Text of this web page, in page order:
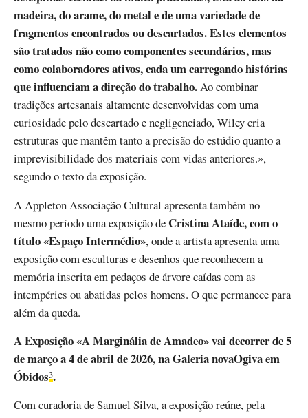
madeira, do arame, do metal e de uma variedade de
fragmentos encontrados ou descartados. Estes elementos
são tratados não como componentes secundários, mas
como colaboradores ativos, cada um carregando histórias
que influenciam a direção do trabalho.Ao combinar
tradições artesanais altamente desenvolvidas com uma
curiosidade pelo descartado e negligenciado, Wiley cria
estruturas que mantêm tanto a precisão do estúdio quanto a
imprevisibilidade dos materiais com vidas anteriores.»,
segundo o texto da exposição.
A Appleton Associação Cultural apresenta também no
mesmo período uma exposição deCristina Ataíde, com o
título «Espaço Intermédio», onde a artista apresenta uma
exposição com esculturas e desenhos que reconhecem a
memória inscrita em pedaços de árvore caídas com as
intempéries ou abatidas pelos homens. O que permanece para
além da queda.
A Exposição «A Marginália de Amadeo» vai decorrer de 5
de março a 4 de abril de 2026, na Galeria novaOgiva em
Óbidos3.
Com curadoria de Samuel Silva, a exposição reúne, pela